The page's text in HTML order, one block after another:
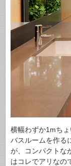
横幅わずか1mちょ
バスルームを作る
が、コンパクトな
はコレでアリなの